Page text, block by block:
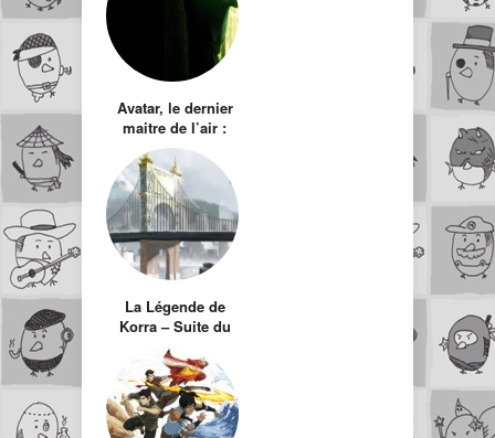
Avatar, le dernier
maitre de l’air :
Livre 1 : Film VS
Dessin animé
La Légende de
Korra – Suite du
dessin animé Le
Dernier Maitre de
l’Air